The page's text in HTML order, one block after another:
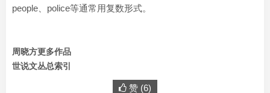
people、police等通常用复数形式。
周晓方更多作品
世说文丛总索引
赞 (6)